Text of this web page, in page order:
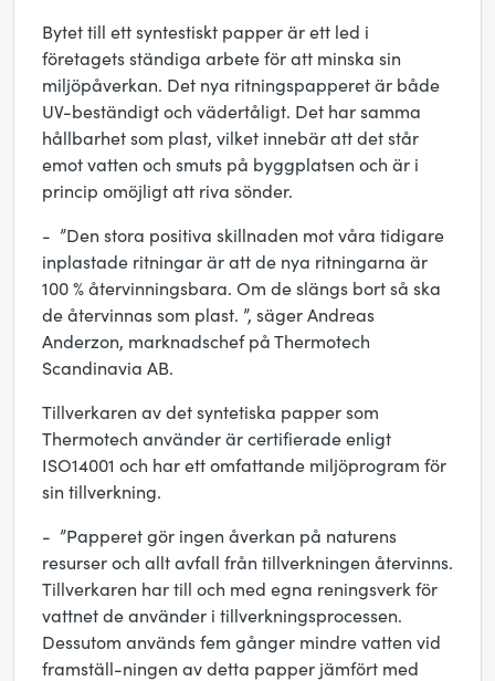
Bytet till ett syntestiskt papper är ett led i
företagets ständiga arbete för att minska sin
miljöpåverkan. Det nya ritningspapperet är både
UV-beständigt och vädertåligt. Det har samma
hållbarhet som plast, vilket innebär att det står
emot vatten och smuts på byggplatsen och är i
princip omöjligt att riva sönder.
- ”Den stora positiva skillnaden mot våra tidigare
inplastade ritningar är att de nya ritningarna är
100 % återvinningsbara. Om de slängs bort så ska
de återvinnas som plast. ”, säger Andreas
Anderzon, marknadschef på Thermotech
Scandinavia AB.
Tillverkaren av det syntetiska papper som
Thermotech använder är certifierade enligt
ISO14001 och har ett omfattande miljöprogram för
sin tillverkning.
- ”Papperet gör ingen åverkan på naturens
resurser och allt avfall från tillverkningen återvinns.
Tillverkaren har till och med egna reningsverk för
vattnet de använder i tillverkningsprocessen.
Dessutom används fem gånger mindre vatten vid
framställ-ningen av detta papper jämfört med